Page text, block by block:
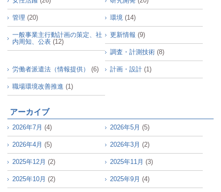
管理 (20) 環境 (14)
一般事業主行動計画の策定、社
内周知、公表 (12)
更新情報 (9)
調査・計測技術 (8)
労働者派遣法（情報提供） (6) 計画・設計 (1)
職場環境改善推進 (1)
アーカイブ
2026年7月 (4) 2026年5月 (5)
2026年4月 (5) 2026年3月 (2)
2025年12月 (2) 2025年11月 (3)
2025年10月 (2) 2025年9月 (4)